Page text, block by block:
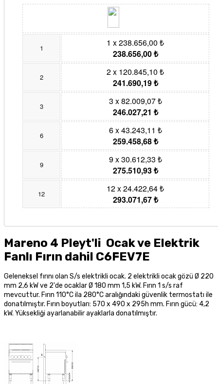
1
1 x 238.656,00 ₺
238.656,00 ₺
2
2 x 120.845,10 ₺
241.690,19 ₺
3
3 x 82.009,07 ₺
246.027,21 ₺
6
6 x 43.243,11 ₺
259.458,68 ₺
9
9 x 30.612,33 ₺
275.510,93 ₺
12
12 x 24.422,64 ₺
293.071,67 ₺
Mareno 4 Pleyt'li Ocak ve Elektrik
Fanlı Fırın dahil C6FEV7E
Geleneksel fırını olan S/s elektrikli ocak. 2 elektrikli ocak gözü Ø 220
mm 2,6 kW ve 2'de ocaklar Ø 180 mm 1,5 kW. Fırın 1 s/s raf
mevcuttur. Fırın 110°C ila 280°C aralığındaki güvenlik termostatı ile
donatılmıştır. Fırın boyutları: 570 x 490 x 295h mm. Fırın gücü: 4,2
kW. Yüksekliği ayarlanabilir ayaklarla donatılmıştır.